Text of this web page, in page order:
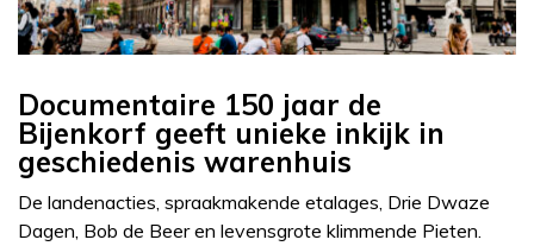
Documentaire 150 jaar de
Bijenkorf geeft unieke inkijk in
geschiedenis warenhuis
De landenacties, spraakmakende etalages, Drie Dwaze
Dagen, Bob de Beer en levensgrote klimmende Pieten.